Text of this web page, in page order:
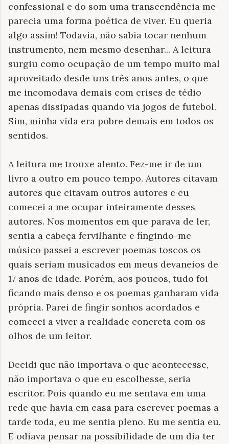
confessional e do som uma transcendência me
parecia uma forma poética de viver. Eu queria
algo assim! Todavia, não sabia tocar nenhum
instrumento, nem mesmo desenhar... A leitura
surgiu como ocupação de um tempo muito mal
aproveitado desde uns três anos antes, o que
me incomodava demais com crises de tédio
apenas dissipadas quando via jogos de futebol.
Sim, minha vida era pobre demais em todos os
sentidos.
A leitura me trouxe alento. Fez-me ir de um
livro a outro em pouco tempo. Autores citavam
autores que citavam outros autores e eu
comecei a me ocupar inteiramente desses
autores. Nos momentos em que parava de ler,
sentia a cabeça fervilhante e fingindo-me
músico passei a escrever poemas toscos os
quais seriam musicados em meus devaneios de
17 anos de idade. Porém, aos poucos, tudo foi
ficando mais denso e os poemas ganharam vida
própria. Parei de fingir sonhos acordados e
comecei a viver a realidade concreta com os
olhos de um leitor.
Decidi que não importava o que acontecesse,
não importava o que eu escolhesse, seria
escritor. Pois quando eu me sentava em uma
rede que havia em casa para escrever poemas a
tarde toda, eu me sentia pleno. Eu me sentia eu.
E odiava pensar na possibilidade de um dia ter